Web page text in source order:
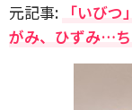
元記事: 「いび
がみ、ひずみ…